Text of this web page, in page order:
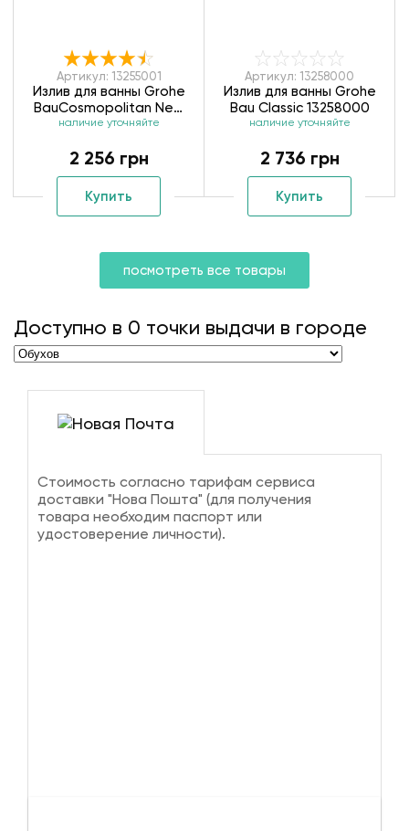
Артикул: 13255001
Излив для ванны Grohe
BauCosmopolitan New
13255001
наличие уточняйте
2 256 грн
Купить
Артикул: 13258000
Излив для ванны Grohe
Bau Classic 13258000
наличие уточняйте
2 736 грн
Купить
посмотреть все товары
Доступно в 0 точки выдачи в городе
Стоимость согласно тарифам сервиса
доставки "Нова Пошта" (для получения
товара необходим паспорт или
удостоверение личности).